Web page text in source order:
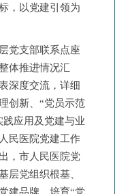
，以党建引领为
党支部联系点座
体推进情况汇
深度交流，详细
创新、“党员示范
应用及党建与业
民医院党建工作
，市人民医院党
层党组织根基、